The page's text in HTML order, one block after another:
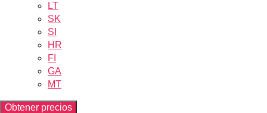
LT
SK
SI
HR
FI
GA
MT
Obtener precios